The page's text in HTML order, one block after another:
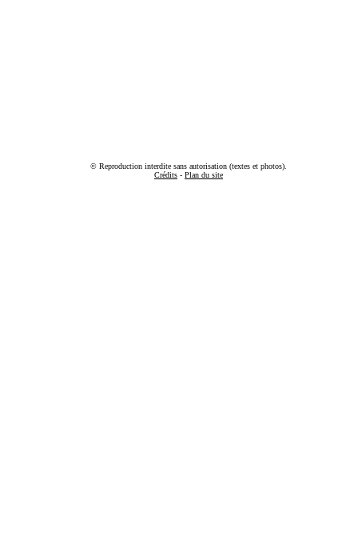
© Reproduction interdite sans autorisation (textes et photos).
Crédits - Plan du site